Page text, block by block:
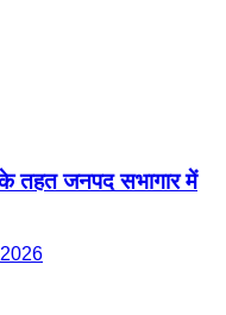
तहत जनपद सभागार में